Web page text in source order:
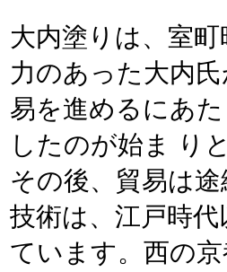
大内塗りは、室
力のあった大内
易を進めるにあ
したのが始ま り
その後、貿易は
技術は、江戸時
ています。西の